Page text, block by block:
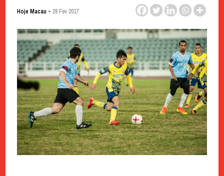
Hoje Macau - 28 Fev 2017